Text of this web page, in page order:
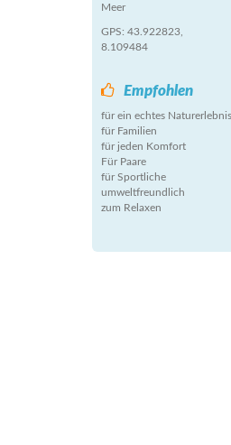
Meer
GPS: 43.922823,
8.109484
Empfohlen
für ein echtes Naturerlebnis
für Familien
für jeden Komfort
Für Paare
für Sportliche
umweltfreundlich
zum Relaxen